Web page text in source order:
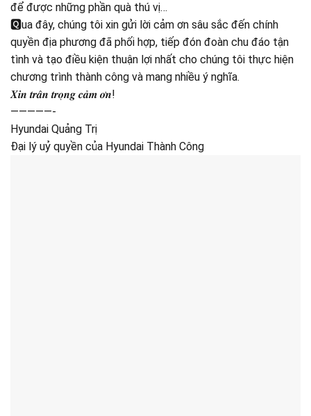
để được những phần quà thú vị…
🆀ua đây, chúng tôi xin gửi lời cảm ơn sâu sắc đến chính
quyền địa phương đã phối hợp, tiếp đón đoàn chu đáo tận
tình và tạo điều kiện thuận lợi nhất cho chúng tôi thực hiện
chương trình thành công và mang nhiều ý nghĩa.
𝑿𝒊𝒏 𝒕𝒓𝒂̂𝒏 𝒕𝒓𝒐̣𝒏𝒈 𝒄𝒂̉𝒎 𝒐̛𝒏!
—————-
Hyundai Quảng Trị
Đại lý uỷ quyền của Hyundai Thành Công